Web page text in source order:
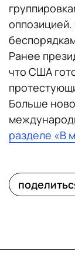
Ранее
что США
Больше
разделе «В